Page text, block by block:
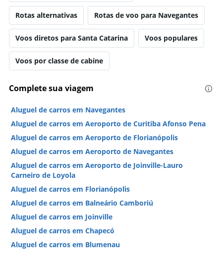
Rotas alternativas Rotas de voo para Navegantes
Voos diretos para Santa Catarina Voos populares
Voos por classe de cabine
Complete sua viagem
Aluguel de carros em Navegantes
Aluguel de carros em Aeroporto de Curitiba Afonso Pena
Aluguel de carros em Aeroporto de Florianópolis
Aluguel de carros em Aeroporto de Navegantes
Aluguel de carros em Aeroporto de Joinville-Lauro
Carneiro de Loyola
Aluguel de carros em Florianópolis
Aluguel de carros em Balneário Camboriú
Aluguel de carros em Joinville
Aluguel de carros em Chapecó
Aluguel de carros em Blumenau